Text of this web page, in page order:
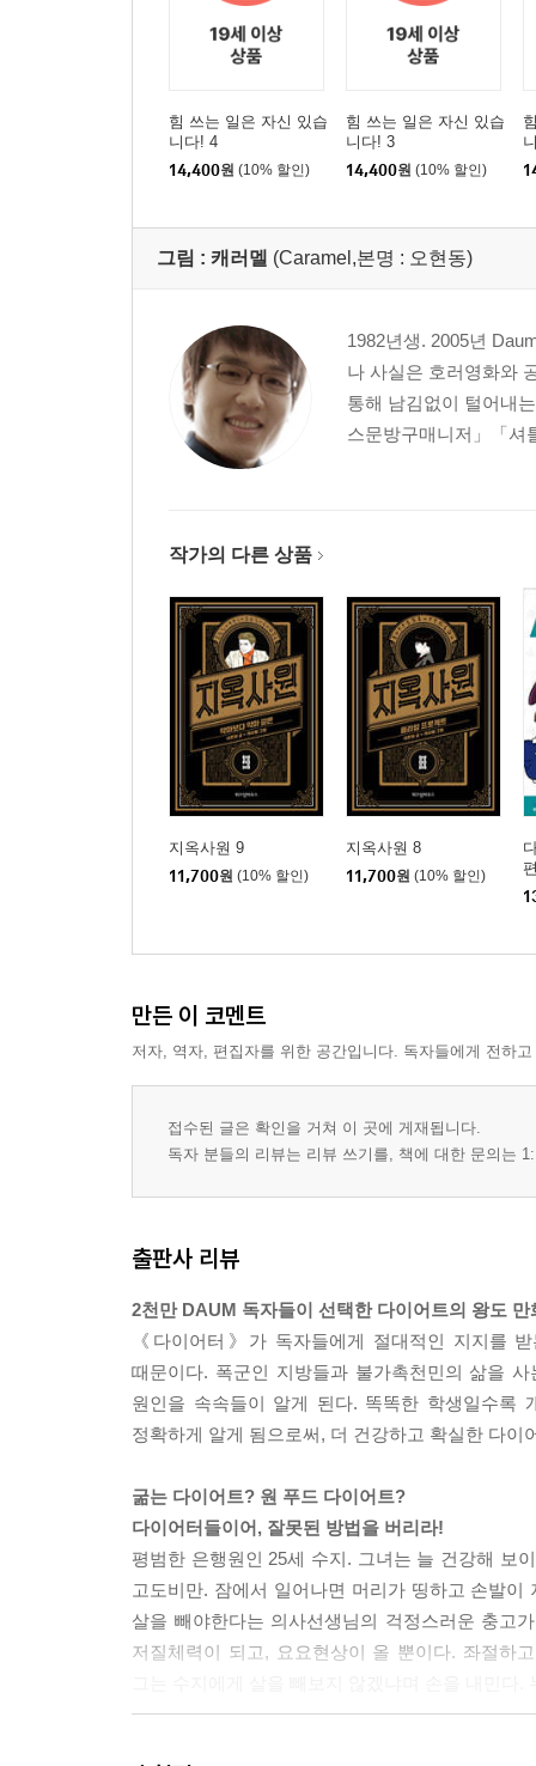
힘 쓰는 일은 자신 있습
니다! 4
14,400원 (10% 할인)
힘 쓰는 일은 자신 있습
니다! 3
14,400원 (10% 할인)
그림 : 캐러멜 (Caramel,본명 : 오현동)
1982년생. 2005년
나 사실은 호러영화와
통해 남김없이 털어내
스문방구매니저」「셔
작가의 다른 상품
지옥사원 9
11,700원 (10% 할인)
지옥사원 8
11,700원 (10% 할인)
만든 이 코멘트
저자, 역자, 편집자를 위한 공간입니다. 독자들에게 전하
접수된 글은 확인을 거쳐 이 곳에 게재됩니다.
독자 분들의 리뷰는 리뷰 쓰기를, 책에 대한 문의는
출판사 리뷰
2천만 DAUM 독자들이 선택한 다이어트의 왕도 만
《다이어터》가 독자들에게 절대적인 지지를
때문이다. 폭군인 지방들과 불가촉천민의 삶을
원인을 속속들이 알게 된다. 똑똑한 학생일수록
정확하게 알게 됨으로써, 더 건강하고 확실한 다이
굶는 다이어트? 원 푸드 다이어트?
다이어터들이어, 잘못된 방법을 버리라!
평범한 은행원인 25세 수지. 그녀는 늘 건강해 보
고도비만. 잠에서 일어나면 머리가 띵하고 손발
살을 빼야한다는 의사선생님의 걱정스러운 충고
저질체력이 되고, 요요현상이 올 뿐이다. 좌절하